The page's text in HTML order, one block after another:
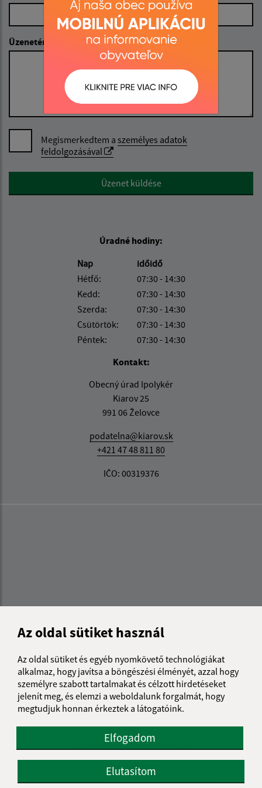
Az oldal sütiket használ
Az oldal sütiket és egyéb nyomkövető technológiákat
alkalmaz, hogy javítsa a böngészési élményét, azzal hogy
személyre szabott tartalmakat és célzott hirdetéseket
jelenít meg, és elemzi a weboldalunk forgalmát, hogy
megtudjuk honnan érkeztek a látogatóink.
Elfogadom
Elutasítom
Üzenetének szövege (povinné)
Megismerkedtem a személyes adatok
feldolgozásával
Google reCaptcha ResponseÜzenet küldése
Úradné hodiny:
Nap
időidő
Hétfő:
07:30 - 14:30
Kedd:
07:30 - 14:30
Szerda:
07:30 - 14:30
Csütörtök:
07:30 - 14:30
Péntek:
07:30 - 14:30
Kontakt:
Obecný úrad Ipolykér
Kiarov 25
991 06 Želovce
podatelna@kiarov.sk
+421 47 48 811 80
IČO: 00319376
Az oldalról:
Hozzáférhetőségi nyilatkozat
Szerzői jog
Személyes adatok védelme
Navigáció: